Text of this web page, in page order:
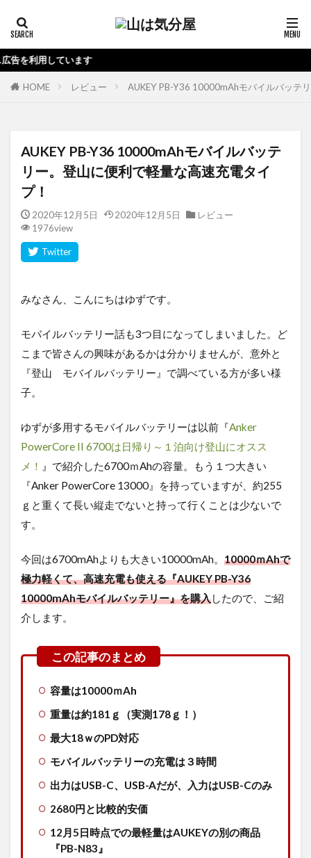
HOME レビュー AUKEY PB-Y36 10000mAhモバイルバッテ
AUKEY PB-Y36 10000mAhモバイルバッテ
リー。登山に便利で軽量な高速充電タイ
プ！
2020年12月5日 2020年12月5日
レビュー
1976view
みなさん、こんにちはゆずです。
モバイルバッテリー話も3つ目になってしまいました。ど
こまで皆さんの興味があるかは分かりませんが、意外と
『登山 モバイルバッテリー』で調べている方が多い様
子。
ゆずが多用するモバイルバッテリーは以前『Anker
PowerCore II 6700は日帰り～１泊向け登山にオスス
メ！ 』で紹介した6700ｍAhの容量。もう１つ大きい
『Anker PowerCore 13000』を持っていますが、約255
ｇと重くて長い縦走でないと持って行くことは少ないで
す。
今回は6700mAhよりも大きい10000mAh。 10000ｍAhで
極力軽くて、高速充電も使える『AUKEY PB-Y36
10000mAhモバイルバッテリー』を購入したので、ご紹
介します。
容量は10000ｍAh
重量は約181ｇ（実測178ｇ！）
最大18ｗのPD対応
モバイルバッテリーの充電は３時間
出力はUSB-C、USB-Aだが、入力はUSB-Cのみ
2680円と比較的安価
12月5日時点での最軽量はAUKEYの別の商品
『PB-N83』